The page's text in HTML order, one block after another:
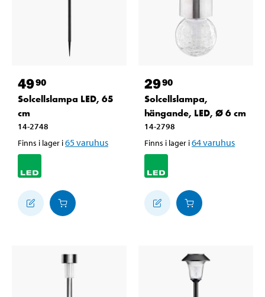
4990
Solcellslampa LED, 65
cm
14-2748
Finns i lager i65varuhus
2990
Solcellslampa,
hängande, LED, Ø 6 cm
14-2798
Finns i lager i64varuhus